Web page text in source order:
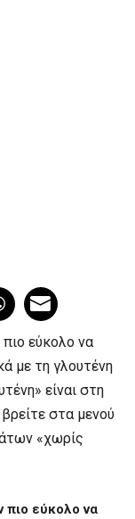
πιο εύκολο να
με τη γλουτένη
είναι στη
στα μενού
«χωρίς
πιο εύκολο να